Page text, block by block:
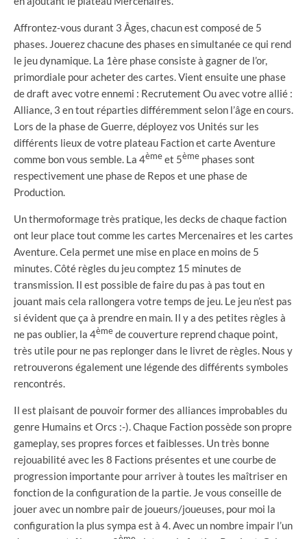
Affrontez-vous durant 3 Âges, chacun est composé de 5
phases. Jouerez chacune des phases en simultanée ce qui rend
le jeu dynamique. La 1ère phase consiste à gagner de l’or,
primordiale pour acheter des cartes. Vient ensuite une phase
de draft avec votre ennemi : Recrutement Ou avec votre allié :
Alliance, 3 en tout réparties différemment selon l’âge en cours.
Lors de la phase de Guerre, déployez vos Unités sur les
différents lieux de votre plateau Faction et carte Aventure
comme bon vous semble. La 4ème et 5ème phases sont
respectivement une phase de Repos et une phase de
Production.
Un thermoformage très pratique, les decks de chaque faction
ont leur place tout comme les cartes Mercenaires et les cartes
Aventure. Cela permet une mise en place en moins de 5
minutes. Côté règles du jeu comptez 15 minutes de
transmission. Il est possible de faire du pas à pas tout en
jouant mais cela rallongera votre temps de jeu. Le jeu n’est pas
si évident que ça à prendre en main. Il y a des petites règles à
ne pas oublier, la 4ème de couverture reprend chaque point,
très utile pour ne pas replonger dans le livret de règles. Nous y
retrouverons également une légende des différents symboles
rencontrés.
Il est plaisant de pouvoir former des alliances improbables du
genre Humains et Orcs :-). Chaque Faction possède son propre
gameplay, ses propres forces et faiblesses. Un très bonne
rejouabilité avec les 8 Factions présentes et une courbe de
progression importante pour arriver à toutes les maîtriser en
fonction de la configuration de la partie. Je vous conseille de
jouer avec un nombre pair de joueurs/joueuses, pour moi la
configuration la plus sympa est à 4. Avec un nombre impair l’un